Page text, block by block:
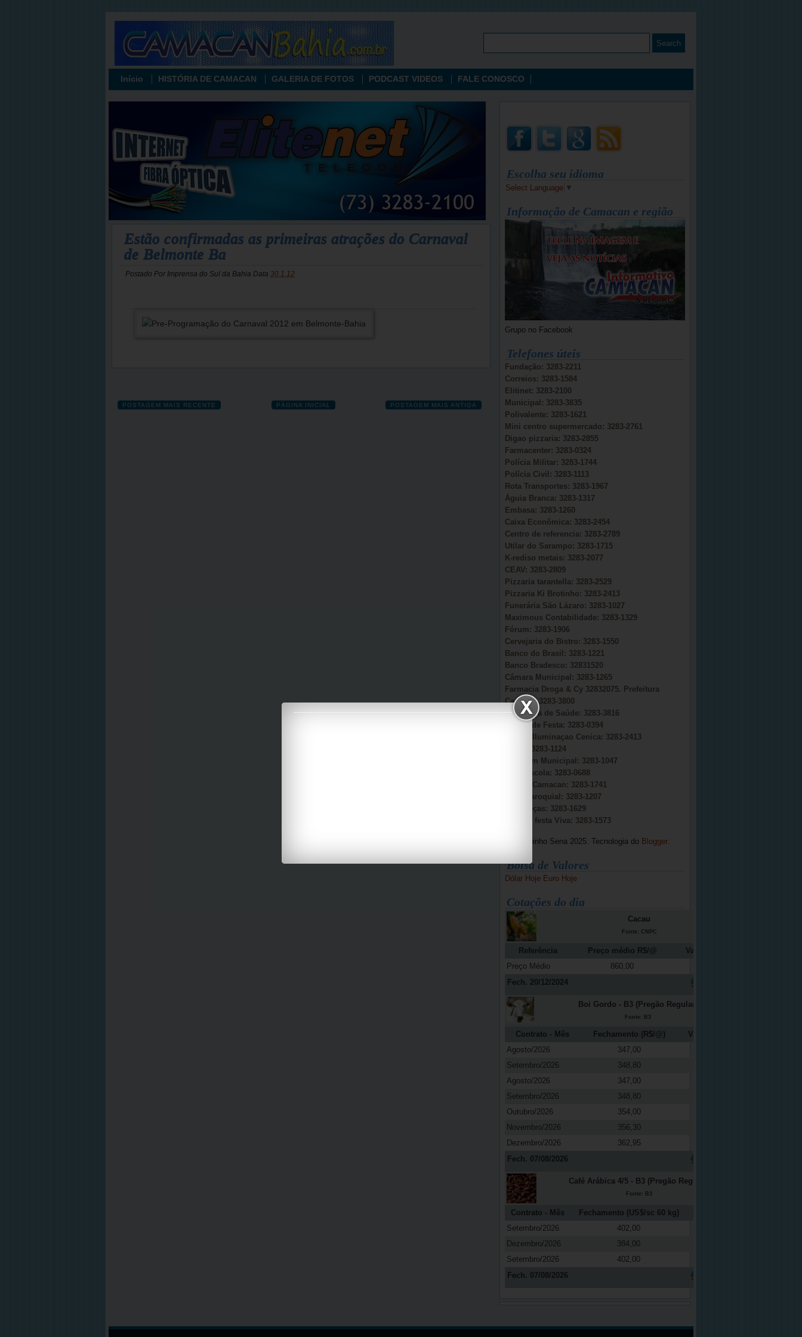
Início HISTÓRIA DE CAMACAN GALERIA DE FOTOS PODCAST VIDEOS FALE CONOSCO
Estão confirmadas as primeiras atrações do Carnaval
de Belmonte Ba
Postado Por Imprensa do Sul da Bahia Data 30.1.12
POSTAGEM MAIS RECENTE POSTAGEM MAIS ANTIGA
PÁGINA INICIAL
Escolha seu idioma
Select Language ▼
Informação de Camacan e região
Grupo no Facebook
Telefones úteis
Fundação: 3283-2211
Correios: 3283-1584
Elitinet: 3283-2100
Municipal: 3283-3835
Polivalente: 3283-1621
Mini centro supermercado: 3283-2761
Digao pizzaria: 3283-2855
Farmacenter: 3283-0324
Polícia Militar: 3283-1744
Polícia Civil: 3283-1113
Rota Transportes: 3283-1967
Águia Branca: 3283-1317
Embasa: 3283-1260
Caixa Econômica: 3283-2454
Centro de referencia: 3283-2789
Utilar do Sarampo: 3283-1715
K-rediso metais: 3283-2077
CEAV: 3283-2809
Pizzaria tarantella: 3283-2529
Pizzaria Ki Brotinho: 3283-2413
Funerária São Lázaro: 3283-1027
Maximous Contabilidade: 3283-1329
Fórum: 3283-1906
Cervejaria do Bistro: 3283-1550
Banco do Brasil: 3283-1221
Banco Bradesco: 32831520
Câmara Municipal: 3283-1265
Farmacia Droga & Cy 32832075. Prefeitura
Camacã: 3283-3800
Secretária de Saúde: 3283-3816
Sonho de Festa: 3283-0394
AmmC Iluminaçao Cenica: 3283-2413
CAPS: 3283-1124
Garagem Municipal: 3283-1047
Auto Escola: 3283-0688
Viação Camacan: 3283-1741
Casa Paroquial: 3283-1207
Bike Peças: 3283-1629
Espaço festa Viva: 3283-1573
Jabinho Sena 2025. Tecnologia do Blogger.
Bolsa de Valores
Dólar Hoje Euro Hoje
Cotações do dia
Cacau
Fonte: CNPC
Referência Preço médio R$/@
Variação (%)
Preço Médio
860,00
Fech. 20/12/2024
Boi Gordo - B3 (Pregão Regular)
Fonte: B3
Contrato - Mês Fechamento (R$/@)
Variação (%)
Agosto/2026
347,00
Setembro/2026
348,80
Agosto/2026
347,00
Setembro/2026
348,80
Outubro/2026
354,00
Novembro/2026
356,30
Dezembro/2026
362,95
Fech. 07/08/2026
Café Arábica 4/5 - B3 (Pregão Regular)
Fonte: B3
Contrato - Mês Fechamento (US$/sc 60 kg)
Setembro/2026
402,00
Dezembro/2026
384,00
Setembro/2026
402,00
Fech. 07/08/2026